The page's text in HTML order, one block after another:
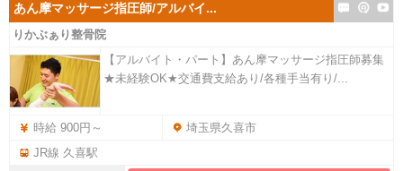
あん摩マッサージ指圧師/アルバイ...
りかぶぁり整骨院
【アルバイト・パート】あん摩マッサージ指圧師募集
★未経験OK★交通費支給あり/各種手当有り/...
時給 900円～
埼玉県久喜市
JR線 久喜駅